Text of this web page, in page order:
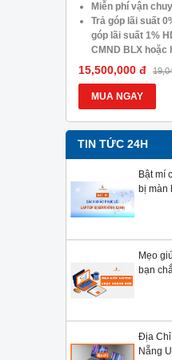
Miễn phí vận
Trả góp lãi suất
góp lãi suất 1%
CMND BLX hoặc
Giảm 20%khi
Giảm giá trực
xa, HSSV . Săn
Giá 500.000đ
15,500,000 đ
MUA NGAY
TIN TỨC 24H
Bật mí
bị màn
Mẹo
bạn
Địa Chỉ
Nẵng